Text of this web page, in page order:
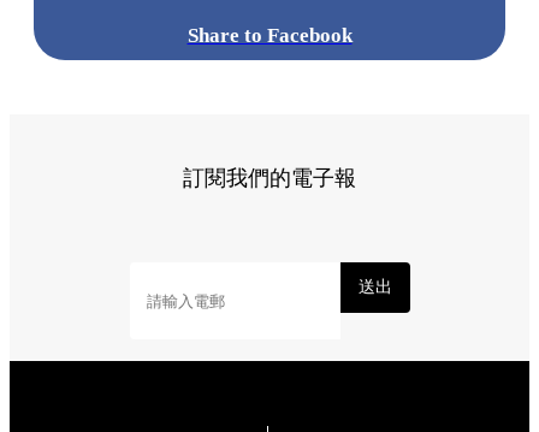
Share to Facebook
訂閱我們的電子報
送出